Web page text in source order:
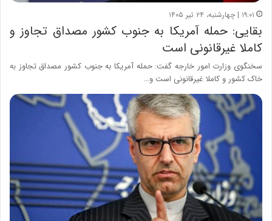
۱۹:۰۱ | چهارشنبه، ۲۴ تیر ۱۴۰۵
بقایی: حمله آمریکا به جنوب کشور مصداق تجاوز و
کاملا غیرقانونی است
سخنگوی وزارت امور خارجه گفت: حمله آمریکا به جنوب کشور مصداق تجاوز به
خاک کشور و کاملا غیرقانونی است و…